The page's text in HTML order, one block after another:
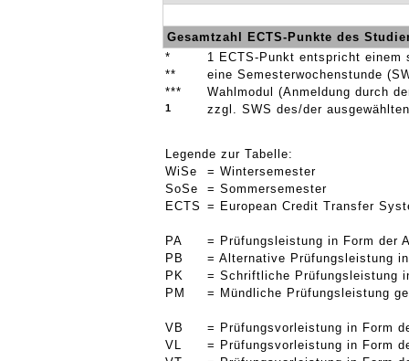
Gesamtzahl ECTS-Punkte des
*
1 ECTS-Punkt entspricht einem
**
eine Semesterwochenstunde
***
Wahlmodul (Anmeldung durch
1 zzgl. SWS des/der
Legende zur Tabelle:
WiSe
= Wintersemester
SoSe
= Sommersemester
ECTS
= European Credit Transfer
PA
= Prüfungsleistung in Form der
PB
= Alternative Prüfungsleistung
PK
= Schriftliche Prüfungsleistung
PM
= Mündliche Prüfungsleistung
VB
= Prüfungsvorleistung in Form
VL
= Prüfungsvorleistung in Form